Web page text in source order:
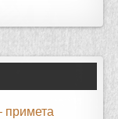
примета